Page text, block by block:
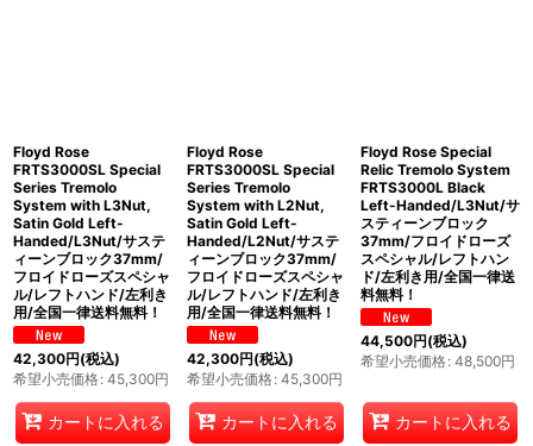
Floyd Rose
FRTS3000SL Special
Series Tremolo
System with L3Nut,
Satin Gold Left-
Handed/L3Nut/サステ
ィーンブロック37mm/
フロイドローズスペシャ
ル/レフトハンド/左利き
用/全国一律送料無料！
42,300円(税込)
希望小売価格: 45,300円
カートに入れる
Floyd Rose
FRTS3000SL Special
Series Tremolo
System with L2Nut,
Satin Gold Left-
Handed/L2Nut/サステ
ィーンブロック37mm/
フロイドローズスペシャ
ル/レフトハンド/左利き
用/全国一律送料無料！
42,300円(税込)
希望小売価格: 45,300円
カートに入れる
Floyd Rose Special
Relic Tremolo System
FRTS3000L Black
Left-Handed/L3Nut/サ
スティーンブロック
37mm/フロイドローズ
スペシャル/レフトハン
ド/左利き用/全国一律送
料無料！
44,500円(税込)
希望小売価格: 48,500円
カートに入れる